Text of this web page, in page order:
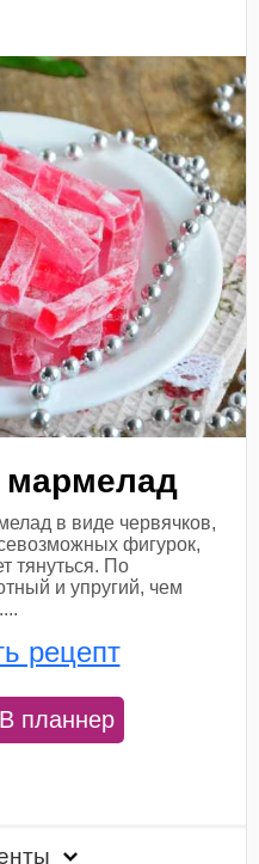
в виде червячков,
фигурок,
тянуться. По
и упругий, чем
рецепт
В планнер